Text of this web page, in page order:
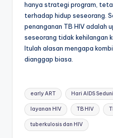
hanya strategi program,
terhadap hidup seseorang.
penanganan TB HIV adalah
seseorang tidak kehilangan
Itulah alasan mengapa
dianggap biasa.
Tags:
early ART Hari AIDS
layanan HIV TB HIV
tuberkulosis dan HIV